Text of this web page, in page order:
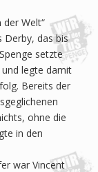
Welt“
Derby, das bis
setzte
legte damit
Bereits der
ohne die
in den
war Vincent